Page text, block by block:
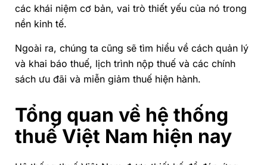
các khái niệm cơ bản, vai trò thiết yếu của nó trong
nền kinh tế.
Ngoài ra, chúng ta cũng sẽ tìm hiểu về cách quản lý
và khai báo thuế, lịch trình nộp thuế và các chính
sách ưu đãi và miễn giảm thuế hiện hành.
Tổng quan về hệ thống
thuế Việt Nam hiện nay